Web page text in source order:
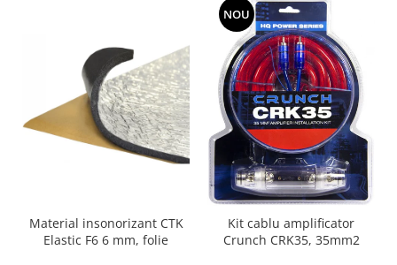
Material insonorizant CTK
Elastic F6 6 mm, folie
NOU
Kit cablu amplificator
Crunch CRK35, 35mm2